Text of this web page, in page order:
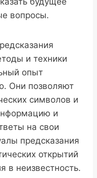
вопросы.
и техники
опыт
Они позволяют
символов и
и
на свои
предсказания
открытий
в неизвестность.